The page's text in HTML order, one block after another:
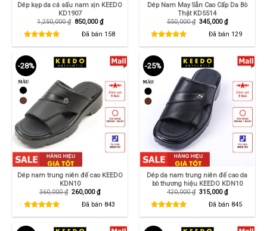
Dép kẹp da cá sấu nam xịn KEEDO
KD1907
1,250,000₫ Giá
1,250,000 ₫.
850,000₫Giá
hiện
tại
là:
850,000 ₫.
Đã bán 158
Dép Nam May Sẵn Cao Cấp Da Bò
Thật KD5514
550,000₫ Giá
550,000 ₫.
345,000₫Giá
hiện
tại
là:
345,000 ₫.
Đã bán 129
-28%
Dép nam trung niên đế cao KEEDO
KDN10
360,000₫ Giá
360,000 ₫.
260,000₫Giá
hiện
tại
là:
260,000 ₫.
Đã bán 843
-25%
Dép da nam trung niên đế cao da
bò thương hiệu KEEDO KDN10
420,000₫ Giá
420,000 ₫.
315,000₫Giá
hiện
tại
là:
315,000 ₫.
Đã bán 845